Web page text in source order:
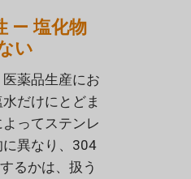
— 塩化物
い
薬品生産にお
だけにとどま
ってステンレ
に異なり、304
るかは、扱う